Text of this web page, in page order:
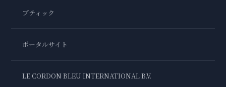
ブティック
ポータルサイト
LE CORDON BLEU INTERNATIONAL B.V.